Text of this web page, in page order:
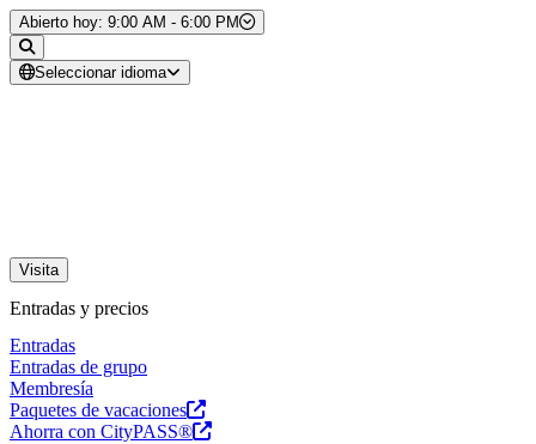
Saltar al contenido
Abierto hoy: 9:00 AM - 6:00 PM
Seleccionar idioma
Visita
Entradas y precios
Entradas
Entradas de grupo
Membresía
Paquetes de vacaciones
Ahorra con CityPASS®